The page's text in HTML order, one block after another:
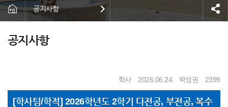
공지사항
공지사항
학사 2026.06.24 박성권 2399
[학사팀/학적] 2026학년도 2학기 다전공, 부전공, 복수